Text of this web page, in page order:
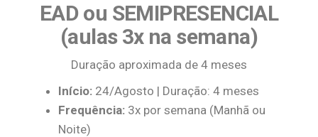
Aeroporto.
EAD ou SEMIPRESENCIAL
(aulas 3x na semana)
Duração aproximada de 4 meses
Início: 24/Agosto | Duração: 4 meses
Frequência:3x por semana (Manhã ou
Noite)